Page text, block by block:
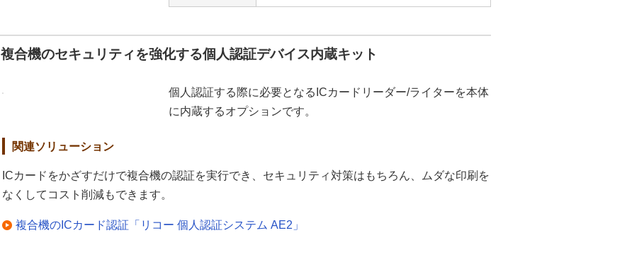
複合機のセキュリティを強化する個人認証デバイス内蔵キット
個人認証する際に必要となるICカードリーダー/ライターを本体
に内蔵するオプションです。
関連ソリューション
ICカードをかざすだけで複合機の認証を実行でき、セキュリティ対策はもちろん、ムダな印刷を
なくしてコスト削減もできます。
複合機のICカード認証「リコー 個人認証システム AE2」